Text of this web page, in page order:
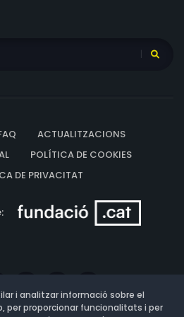
ACTUALITZACIONS
POLÍTICA DE COOKIES
DE PRIVACITAT
i analitzar informació sobre el
per proporcionar funcionalitats i per